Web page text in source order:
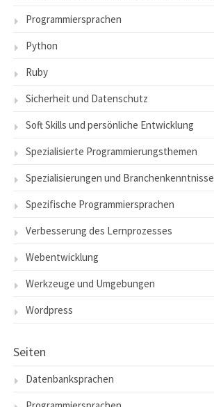
Programmiersprachen
Python
Ruby
Sicherheit und Datenschutz
Soft Skills und persönliche Entwicklung
Spezialisierte Programmierungsthemen
Spezialisierungen und Branchenkenntnisse
Spezifische Programmiersprachen
Verbesserung des Lernprozesses
Webentwicklung
Werkzeuge und Umgebungen
Wordpress
Seiten
Datenbanksprachen